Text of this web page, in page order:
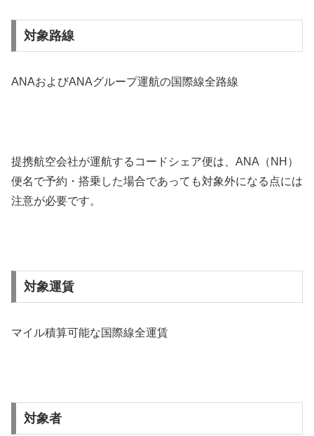
対象路線
ANAおよびANAグループ運航の国際線全路線
提携航空会社が運航するコードシェア便は、ANA（NH）
便名で予約・搭乗した場合であっても対象外になる点には
注意が必要です。
対象運賃
マイル積算可能な国際線全運賃
対象者